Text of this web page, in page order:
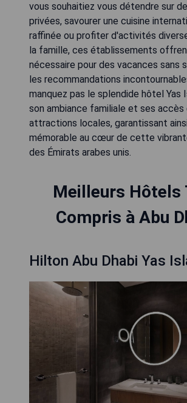
vous souhaitiez vous détendre sur
privées, savourer une cuisine
raffinée ou profiter d'activités
la famille, ces établissements
nécessaire pour des vacances sans
les recommandations
manquez pas le splendide hôtel Yas
son ambiance familiale et ses
attractions locales, garantissant
mémorable au cœur de cette
des Émirats arabes unis.
Meilleurs Hôtels
Compris à Abu
Hilton Abu Dhabi Yas